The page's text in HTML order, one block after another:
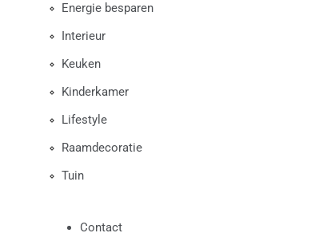
Energie besparen
Interieur
Keuken
Kinderkamer
Lifestyle
Raamdecoratie
Tuin
Contact